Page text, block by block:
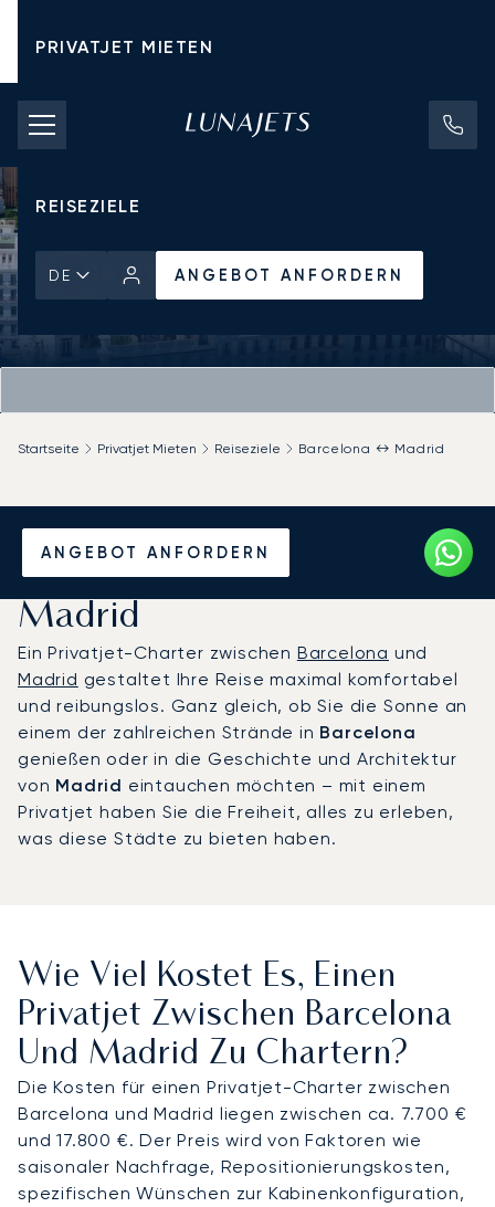
PRIVATJET MIETEN
CHARTERPREISE
PRIVATJETS
REISEZIELE
DE ANGEBOT ANFORDERN
ANGEBOT ANFORDERN
Startseite Privatjet Mieten Reiseziele Barcelona ↔ Madrid
Mieten Sie einen Privatjet
zwischen Barcelona und
Madrid
Ein Privatjet-Charter zwischen Barcelona und
Madrid gestaltet Ihre Reise maximal komfortabel
und reibungslos. Ganz gleich, ob Sie die Sonne an
einem der zahlreichen Strände in Barcelona
genießen oder in die Geschichte und Architektur
von Madrid eintauchen möchten – mit einem
Privatjet haben Sie die Freiheit, alles zu erleben,
was diese Städte zu bieten haben.
Wie Viel Kostet Es, Einen
Privatjet Zwischen Barcelona
Und Madrid Zu Chartern?
Die Kosten für einen Privatjet-Charter zwischen
Barcelona und Madrid liegen zwischen ca. 7.700 €
und 17.800 €. Der Preis wird von Faktoren wie
saisonaler Nachfrage, Repositionierungskosten,
spezifischen Wünschen zur Kabinenkonfiguration,